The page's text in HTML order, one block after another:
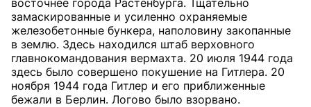
восточнее города Растенбурга. Тщательно
замаскированные и усиленно охраняемые
железобетонные бункера, наполовину закопанные
в землю. Здесь находился штаб верховного
главнокомандования вермахта. 20 июля 1944 года
здесь было совершено покушение на Гитлера. 20
ноября 1944 года Гитлер и его приближенные
бежали в Берлин. Логово было взорвано.